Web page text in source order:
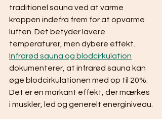
traditionel sauna ved at varme
kroppen indefra frem for at opvarme
luften. Det betyder lavere
temperaturer, men dybere effekt.
Infrarød sauna og blodcirkulation
dokumenterer, at infrarød sauna kan
øge blodcirkulationen med op til 20%.
Det er en markant effekt, der mærkes
i muskler, led og generelt energiniveau.